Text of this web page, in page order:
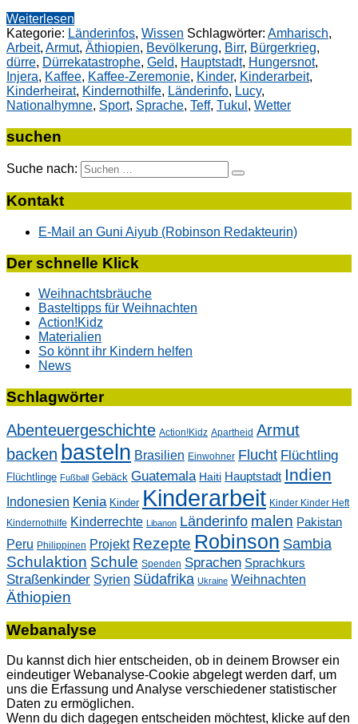
Weiterlesen
Kategorie: Länderinfos, Wissen Schlagwörter: Amharisch,
Arbeit, Armut, Äthiopien, Bevölkerung, Birr, Bürgerkrieg,
dürre, Dürrekatastrophe, Geld, Hauptstadt, Hungersnot,
Injera, Kaffee, Kaffee-Zeremonie, Kinder, Kinderarbeit,
Kinderheirat, Kindernothilfe, Länderinfo, Lucy,
Nationalhymne, Sport, Sprache, Teff, Tukul , Wetter
suchen
Suche nach:
Kontakt
E-Mail an Guni Aiyub (Robinson Redakteurin)
Der schnelle Klick
Weihnachtsbräuche
Basteltipps für Weihnachten
Action!Kidz
Materialien
So könnt ihr Kindern helfen
News
Schlagwörter
Abenteuergeschichte Action!Kidz Apartheid Armut
backen basteln Brasilien Einwohner Flucht Flüchtling
Flüchtlinge Fußball Gebäck Guatemala Haiti Hauptstadt Indien
Indonesien Kenia Kinder Kinderarbeit Kinder Kinder Heft
Kindernothilfe Kinderrechte Libanon Länderinfo malen Pakistan
Peru Philippinen Projekt Rezepte Robinson Sambia
Schulaktion Schule Spenden Sprachen Sprachkurs
Straßenkinder Syrien Südafrika Ukraine Weihnachten
Äthiopien
Webanalyse
Du kannst dich hier entscheiden, ob in deinem Browser ein
eindeutiger Webanalyse-Cookie abgelegt werden darf, um
uns die Erfassung und Analyse verschiedener statistischer
Daten zu ermöglichen.
Wenn du dich dagegen entscheiden möchtest, klicke auf den